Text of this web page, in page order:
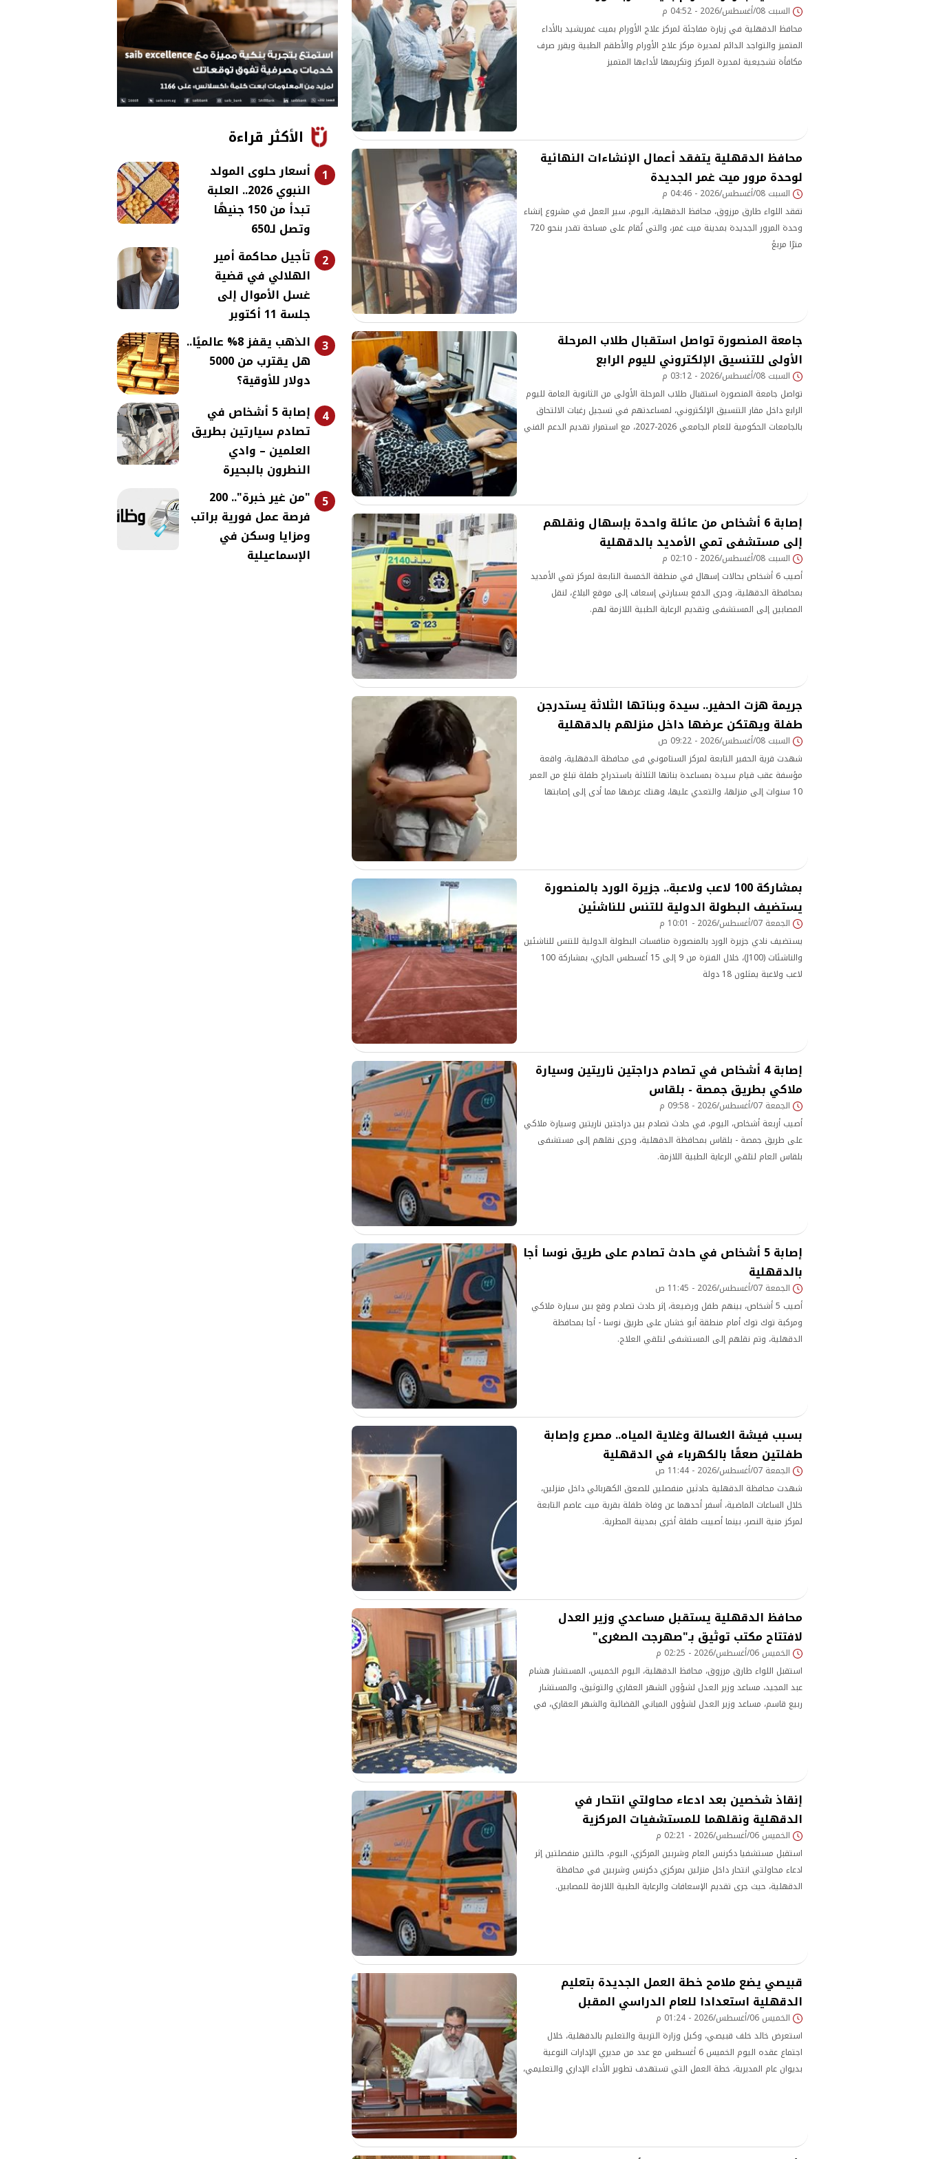
السبت 08/أغسطس/2026 - 04:52 م
محافظ الدقهلية في زيارة مفاجئة لمركز علاج الأورام بميت غمريشيد بالأداء
المتميز والتواجد الدائم لمديرة مركز علاج الأورام والأطقم الطبية ويقرر صرف
مكافأة تشجيعية لمديرة المركز وتكريمها لأداءها المتميز
محافظ الدقهلية يتفقد أعمال الإنشاءات النهائية
لوحدة مرور ميت غمر الجديدة
السبت 08/أغسطس/2026 - 04:46 م
تفقد اللواء طارق مرزوق، محافظ الدقهلية، اليوم، سير العمل في مشروع إنشاء
وحدة المرور الجديدة بمدينة ميت غمر، والتي تُقام على مساحة تقدر بنحو 720
مترًا مربعً
جامعة المنصورة تواصل استقبال طلاب المرحلة
الأولى للتنسيق الإلكتروني لليوم الرابع
السبت 08/أغسطس/2026 - 03:12 م
تواصل جامعة المنصورة استقبال طلاب المرحلة الأولى من الثانوية العامة لليوم
الرابع داخل مقار التنسيق الإلكتروني، لمساعدتهم في تسجيل رغبات الالتحاق
بالجامعات الحكومية للعام الجامعي 2026-2027، مع استمرار تقديم الدعم الفني
إصابة 6 أشخاص من عائلة واحدة بإسهال ونقلهم
إلى مستشفى تمي الأمديد بالدقهلية
السبت 08/أغسطس/2026 - 02:10 م
أصيب 6 أشخاص بحالات إسهال في منطقة الخمسة التابعة لمركز تمي الأمديد
بمحافظة الدقهلية، وجرى الدفع بسيارتي إسعاف إلى موقع البلاغ، لنقل
المصابين إلى المستشفى وتقديم الرعاية الطبية اللازمة لهم.
جريمة هزت الحفير.. سيدة وبناتها الثلاثة يستدرجن
طفلة ويهتكن عرضها داخل منزلهم بالدقهلية
السبت 08/أغسطس/2026 - 09:22 ص
شهدت قرية الحفير التابعة لمركز الستاموني فى محافظة الدقهلية، واقعة
مؤسفة عقب قيام سيدة بمساعدة بناتها الثلاثة باستدراج طفلة تبلغ من العمر
10 سنوات إلى منزلها، والتعدي عليها، وهتك عرضها مما أدى إلى إصابتها
بمشاركة 100 لاعب ولاعبة.. جزيرة الورد بالمنصورة
يستضيف البطولة الدولية للتنس للناشئين
الجمعة 07/أغسطس/2026 - 10:01 م
يستضيف نادي جزيرة الورد بالمنصورة منافسات البطولة الدولية للتنس للناشئين
والناشئات (J100)، خلال الفترة من 9 إلى 15 أغسطس الجاري، بمشاركة 100
لاعب ولاعبة يمثلون 18 دولة
إصابة 4 أشخاص في تصادم دراجتين ناريتين وسيارة
ملاكي بطريق جمصة - بلقاس
الجمعة 07/أغسطس/2026 - 09:58 م
أصيب أربعة أشخاص، اليوم، في حادث تصادم بين دراجتين ناريتين وسيارة ملاكي
على طريق جمصة - بلقاس بمحافظة الدقهلية، وجرى نقلهم إلى مستشفى
بلقاس العام لتلقي الرعاية الطبية اللازمة.
إصابة 5 أشخاص في حادث تصادم على طريق نوسا أجا
بالدقهلية
الجمعة 07/أغسطس/2026 - 11:45 ص
أصيب 5 أشخاص، بينهم طفل ورضيعة، إثر حادث تصادم وقع بين سيارة ملاكي
ومركبة توك توك أمام منطقة أبو خشان على طريق نوسا - أجا بمحافظة
الدقهلية، وتم نقلهم إلى المستشفى لتلقي العلاج.
بسبب فيشة الغسالة وغلاية المياه.. مصرع وإصابة
طفلتين صعقًا بالكهرباء في الدقهلية
الجمعة 07/أغسطس/2026 - 11:44 ص
شهدت محافظة الدقهلية حادثين منفصلين للصعق الكهربائي داخل منزلين،
خلال الساعات الماضية، أسفر أحدهما عن وفاة طفلة بقرية ميت عاصم التابعة
لمركز منية النصر، بينما أصيبت طفلة أخرى بمدينة المطرية.
محافظ الدقهلية يستقبل مساعدي وزير العدل
لافتتاح مكتب توثيق بـ"صهرجت الصغرى"
الخميس 06/أغسطس/2026 - 02:25 م
استقبل اللواء طارق مرزوق، محافظ الدقهلية، اليوم الخميس، المستشار هشام
عبد المجيد، مساعد وزير العدل لشؤون الشهر العقاري والتوثيق، والمستشار
ربيع قاسم، مساعد وزير العدل لشؤون المباني القضائية والشهر العقاري، في
إنقاذ شخصين بعد ادعاء محاولتي انتحار في
الدقهلية ونقلهما للمستشفيات المركزية
الخميس 06/أغسطس/2026 - 02:21 م
استقبل مستشفيا دكرنس العام وشربين المركزي، اليوم، حالتين منفصلتين إثر
ادعاء محاولتي انتحار داخل منزلين بمركزي دكرنس وشربين في محافظة
الدقهلية، حيث جرى تقديم الإسعافات والرعاية الطبية اللازمة للمصابين.
قبيصي يضع ملامح خطة العمل الجديدة بتعليم
الدقهلية استعدادا للعام الدراسي المقبل
الخميس 06/أغسطس/2026 - 01:24 م
استعرض خالد خلف قبيصي، وكيل وزارة التربية والتعليم بالدقهلية، خلال
اجتماع عقده اليوم الخميس 6 أغسطس مع عدد من مديري الإدارات النوعية
بديوان عام المديرية، خطة العمل التي تستهدف تطوير الأداء الإداري والتعليمي،
الأكثر قراءة
1
أسعار حلوى المولد
النبوي 2026.. العلبة
تبدأ من 150 جنيهًا
وتصل لـ650
2
تأجيل محاكمة أمير
الهلالي في قضية
غسل الأموال إلى
جلسة 11 أكتوبر
3
الذهب يقفز 8% عالميًا..
هل يقترب من 5000
دولار للأوقية؟
4
إصابة 5 أشخاص في
تصادم سيارتين بطريق
العلمين – وادي
النطرون بالبحيرة
5
"من غير خبرة".. 200
فرصة عمل فورية براتب
ومزايا وسكن في
الإسماعيلية